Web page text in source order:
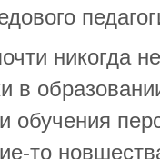
никогда
в
обучения
то